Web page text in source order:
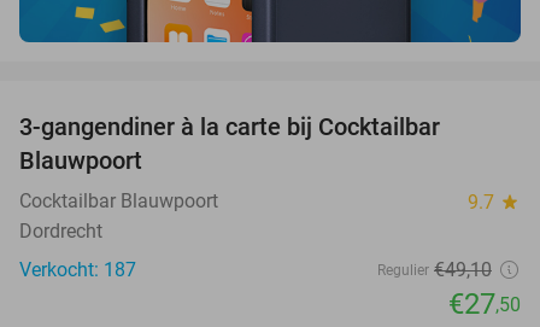
3-gangendiner à la carte bij Cocktailbar
Blauwpoort
Cocktailbar Blauwpoort 9.7 star
Dordrecht
Verkocht: 187
Regulier €49,10
€27,50